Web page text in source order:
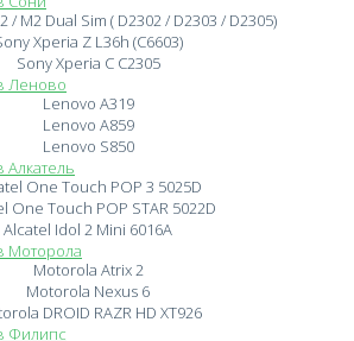
/ M2 Dual Sim ( D2302 / D2303 / D2305)
Xperia Z L36h (C6603)
Sony Xperia C C2305
Lenovo A319
Lenovo A859
Lenovo S850
One Touch POP 3 5025D
One Touch POP STAR 5022D
Alcatel Idol 2 Mini 6016A
Motorola Atrix 2
Motorola Nexus 6
DROID RAZR HD XT926